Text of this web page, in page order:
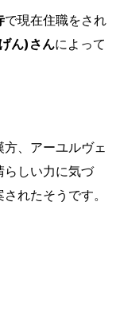
で現在住職をされ
ん)さんによって
、アーユルヴェ
らしい力に気づ
れたそうです。